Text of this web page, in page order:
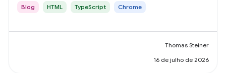
Blog HTML TypeScript Chrome
Thomas Steiner
16 de julho de 2026